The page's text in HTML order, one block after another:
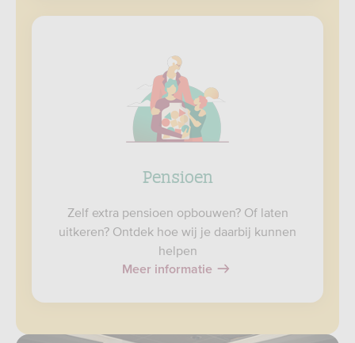
Pensioen
Zelf extra pensioen opbouwen? Of laten
uitkeren? Ontdek hoe wij je daarbij kunnen
helpen
Meer informatie